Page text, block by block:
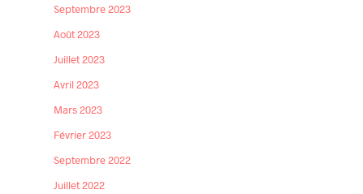
Septembre 2023
Août 2023
Juillet 2023
Avril 2023
Mars 2023
Février 2023
Septembre 2022
Juillet 2022